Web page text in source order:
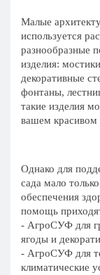
Малые
используется
разнообразные
изделия:
декоративные
фонтаны,
такие изделия
вашем красивом
Однако для
сада мало
обеспечения
помощь
- АгроСУФ для
ягоды и
- АгроСУФ для
климатические